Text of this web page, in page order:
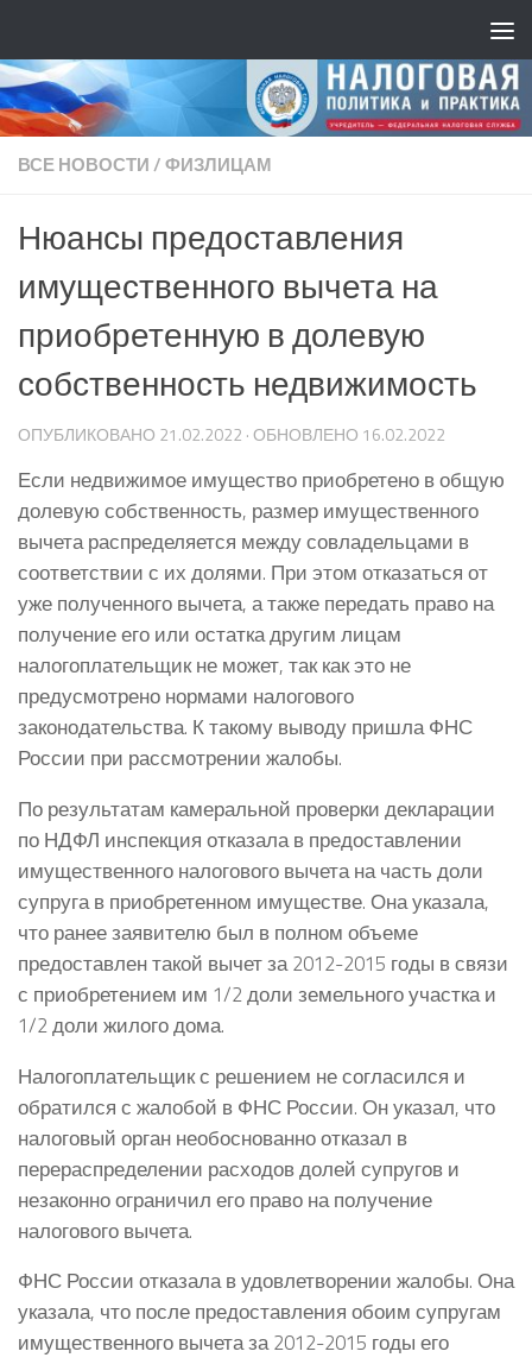
ВСЕ НОВОСТИ/ФИЗЛИЦАМ
Нюансы предоставления
имущественного вычета на
приобретенную в долевую
собственность недвижимость
ОПУБЛИКОВАНО 21.02.2022 · ОБНОВЛЕНО 16.02.2022
Если недвижимое имущество приобретено в общую
долевую собственность, размер имущественного
вычета распределяется между совладельцами в
соответствии с их долями. При этом отказаться от
уже полученного вычета, а также передать право на
получение его или остатка другим лицам
налогоплательщик не может, так как это не
предусмотрено нормами налогового
законодательства. К такому выводу пришла ФНС
России при рассмотрении жалобы.
По результатам камеральной проверки декларации
по НДФЛ инспекция отказала в предоставлении
имущественного налогового вычета на часть доли
супруга в приобретенном имуществе. Она указала,
что ранее заявителю был в полном объеме
предоставлен такой вычет за 2012-2015 годы в связи
с приобретением им 1/2 доли земельного участка и
1/2 доли жилого дома.
Налогоплательщик с решением не согласился и
обратился с жалобой в ФНС России. Он указал, что
налоговый орган необоснованно отказал в
перераспределении расходов долей супругов и
незаконно ограничил его право на получение
налогового вычета.
ФНС России отказала в удовлетворении жалобы. Она
указала, что после предоставления обоим супругам
имущественного вычета за 2012-2015 годы его